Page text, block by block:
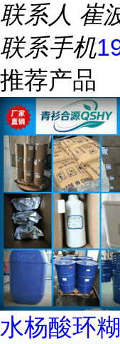
联系人 崔
联系手机
推荐产品
水杨酸环